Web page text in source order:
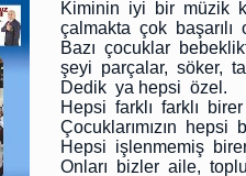
Kiminin iyi bir müzik
çalmakta çok başarılı
Bazı çocuklar
şeyi parçalar, söker,
Dedik ya hepsi özel.
Hepsi farklı farklı
Çocuklarımızın hepsi
Hepsi işlenmemiş
Onları bizler aile,